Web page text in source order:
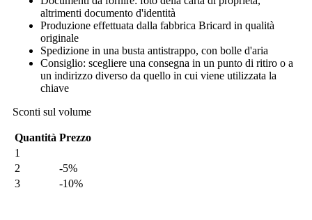
altrimenti documento d'identità
Produzione effettuata dalla fabbrica Bricard in qualità
originale
Spedizione in una busta antistrappo, con bolle d'aria
Consiglio: scegliere una consegna in un punto di ritiro o a
un indirizzo diverso da quello in cui viene utilizzata la
chiave
Sconti sul volume
Quantità Prezzo
1
2
-5%
3
-10%